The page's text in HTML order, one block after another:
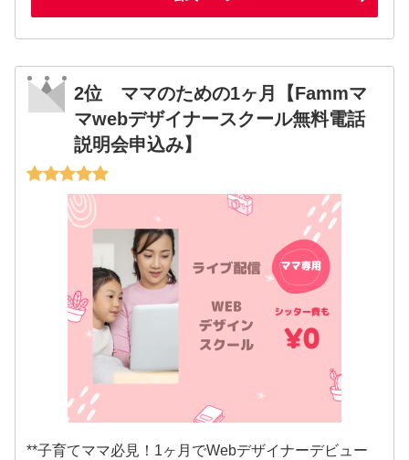
2位 ママのための1ヶ月【Fammマ
マwebデザイナースクール無料電話
説明会申込み】
**子育てママ必見！1ヶ月でWebデザイナーデビュー